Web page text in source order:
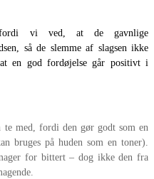
vi ved, at de gavnlige
så de slemme af slagsen ikke
en god fordøjelse går positivt i
te med, fordi den gør godt som en
bruges på huden som en toner).
for bittert – dog ikke den fra